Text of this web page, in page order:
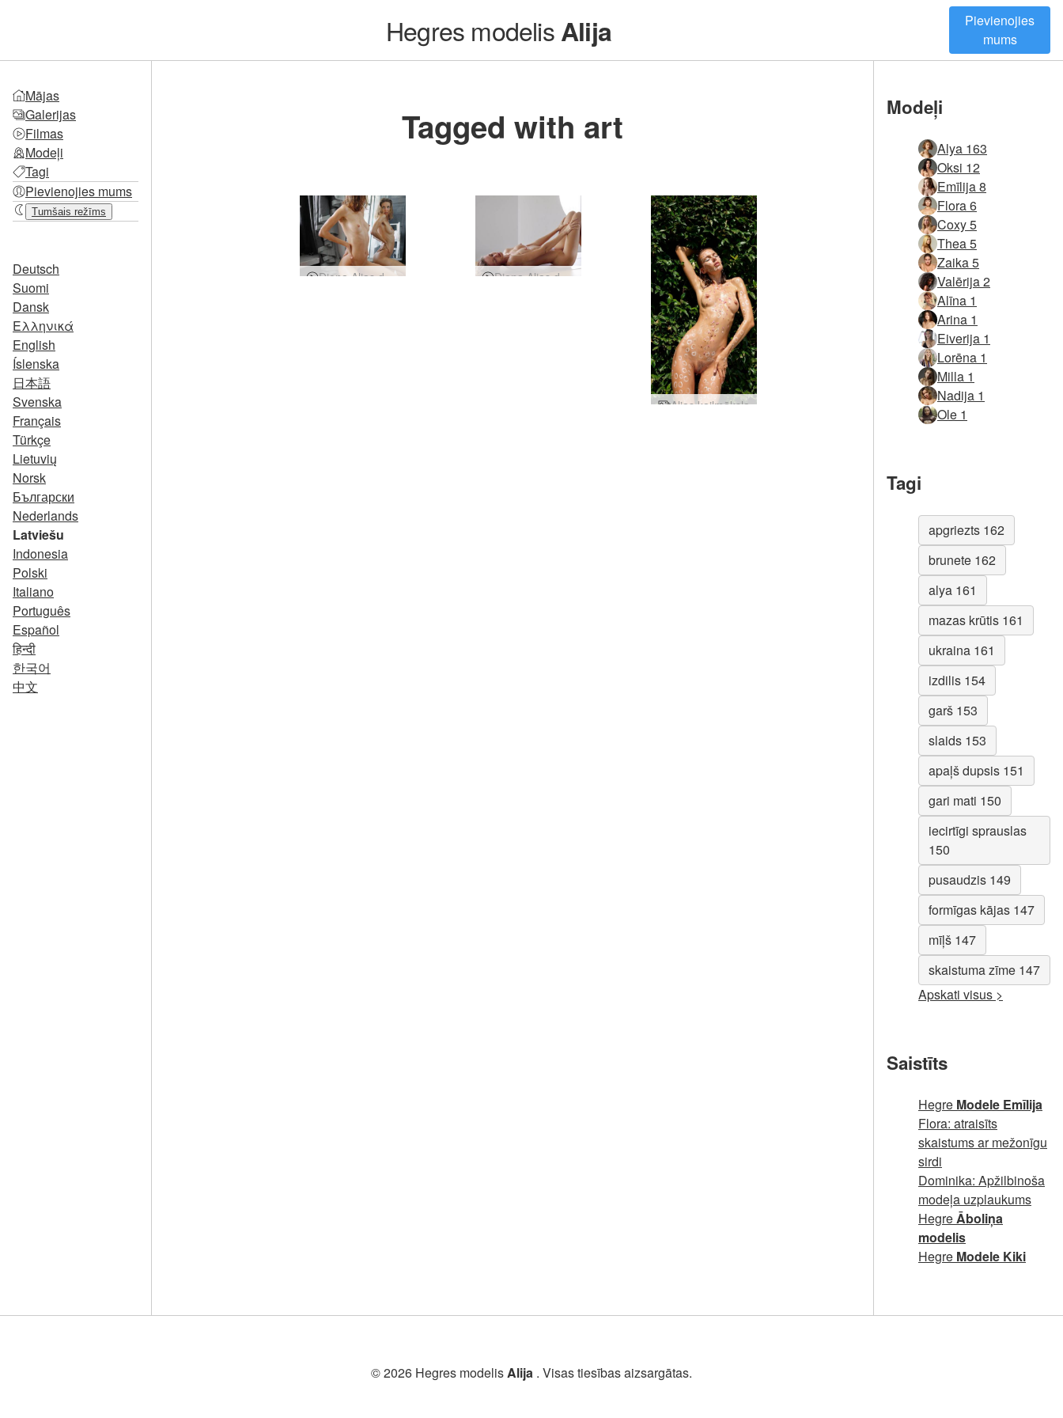
Hegres modelisAlija
Pievienojies
mums
Mājas
Galerijas
Filmas
Modeļi
Tagi
Pievienojies mums
Tumšais režīms
Deutsch
Suomi
Dansk
Ελληνικά
English
Íslenska
日本語
Svenska
Français
Türkçe
Lietuvių
Norsk
Български
Nederlands
Latviešu
Indonesia
Polski
Italiano
Português
Español
हिन्दी
한국어
中文
Tagged with art
Diena Aljas dzīvē - paplašinātā versija Diena Aljas dzīvē, Kijevā, Ukrainā
Aljas kailmāksla
Modeļi
Alya 163
Oksi 12
Emīlija 8
Flora 6
Coxy 5
Thea 5
Zaika 5
Valērija 2
Alīna 1
Arina 1
Eiverija 1
Lorēna 1
Milla 1
Nadija 1
Ole 1
Tagi
apgriezts 162
brunete 162
alya 161
mazas krūtis 161
ukraina 161
izdilis 154
garš 153
slaids 153
apaļš dupsis 151
gari mati 150
iecirtīgi sprauslas
150
pusaudzis 149
formīgas kājas 147
mīļš 147
skaistuma zīme 147
Apskati visus >
Saistīts
Hegre Modele Emīlija
Flora: atraisīts
skaistums ar mežonīgu
sirdi
Dominika: Apžilbinoša
modeļa uzplaukums
HegreĀboliņa
modelis
Hegre Modele Kiki
© 2026 Hegres modelisAlija . Visas tiesības aizsargātas.